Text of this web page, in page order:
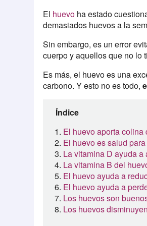
El huevo ha estado
demasiados huevos a la
Sin embargo, es un error
cuerpo y aquellos que no lo
Es más, el huevo es una
carbono. Y esto no es todo,
Índice
El huevo aporta
El huevo es salud
La vitamina D ayuda
La vitamina B del
El huevo ayuda a
El huevo ayuda a
Los huevos son
Los huevos